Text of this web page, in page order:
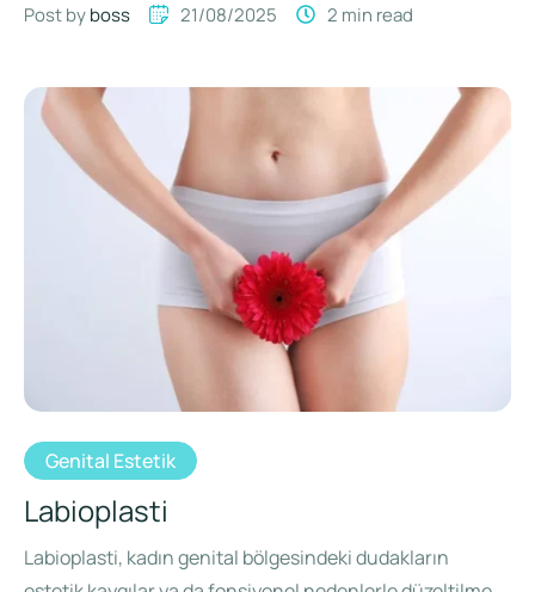
Post by boss 21/08/2025 2 min read
Genital Estetik
Labioplasti
Labioplasti, kadın genital bölgesindeki dudakların